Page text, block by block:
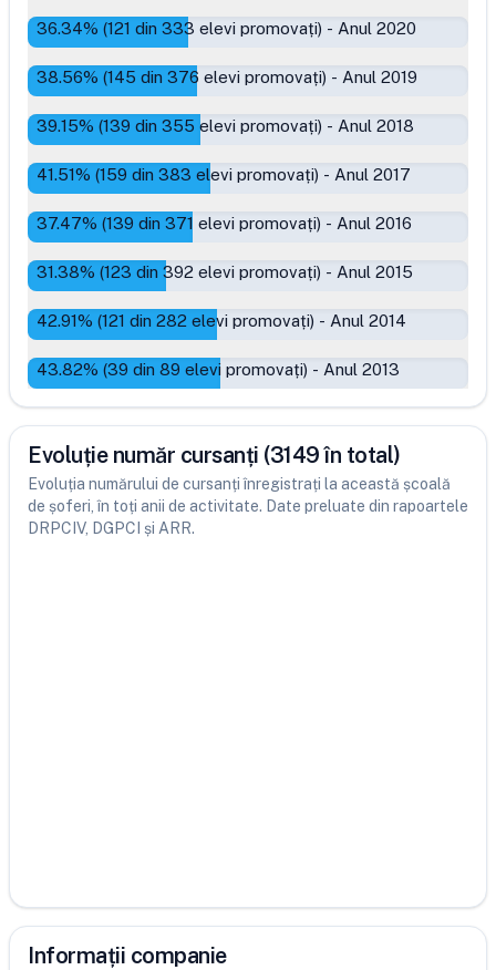
36.34% (121 din 333 elevi promovați) - Anul 2020
38.56% (145 din 376 elevi promovați) - Anul 2019
39.15% (139 din 355 elevi promovați) - Anul 2018
41.51% (159 din 383 elevi promovați) - Anul 2017
37.47% (139 din 371 elevi promovați) - Anul 2016
31.38% (123 din 392 elevi promovați) - Anul 2015
42.91% (121 din 282 elevi promovați) - Anul 2014
43.82% (39 din 89 elevi promovați) - Anul 2013
Evoluție număr cursanți (3149 în total)
Evoluția numărului de cursanți înregistrați la această școală
de șoferi, în toți anii de activitate. Date preluate din rapoartele
DRPCIV, DGPCI și ARR.
Informații companie